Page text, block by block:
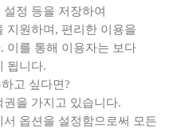
정 등을 저장하여
지원하며, 편리한 이용을
이를 통해 이용자는 보다
됩니다.
고 싶다면?
을 가지고 있습니다.
옵션을 설정함으로써 모든